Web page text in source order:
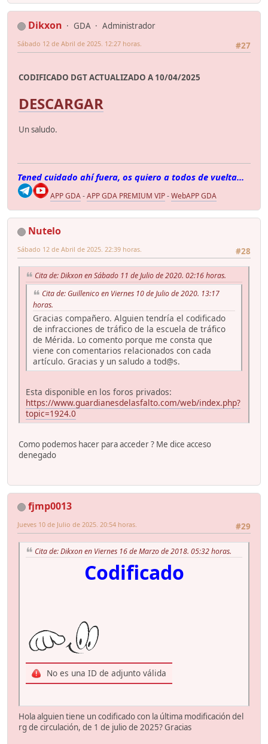
Dikxon GDA
Administrador
#27
Sábado 12 de Abril de 2025. 12:27 horas.
CODIFICADO DGT ACTUALIZADO A 10/04/2025
DESCARGAR
Un saludo.
Tened cuidado ahí fuera, os quiero a todos de vuelta...
APP GDA-APP GDA PREMIUM VIP-WebAPP GDA
Nutelo
#28
Sábado 12 de Abril de 2025. 22:39 horas.
Cita de: Dikxon en Sábado 11 de Julio de 2020. 02:16 horas.
Cita de: Guillenico en Viernes 10 de Julio de 2020. 13:17
horas.
Gracias compañero. Alguien tendría el codificado
de infracciones de tráfico de la escuela de tráfico
de Mérida. Lo comento porque me consta que
viene con comentarios relacionados con cada
artículo. Gracias y un saludo a tod@s.
Esta disponible en los foros privados:
https://www.guardianesdelasfalto.com/web/index.php?
topic=1924.0
Como podemos hacer para acceder ? Me dice acceso
denegado
fjmp0013
#29
Jueves 10 de Julio de 2025. 20:54 horas.
Cita de: Dikxon en Viernes 16 de Marzo de 2018. 05:32 horas.
Codificado
No es una ID de adjunto válida
Hola alguien tiene un codificado con la última modificación del
rg de circulación, de 1 de julio de 2025? Gracias